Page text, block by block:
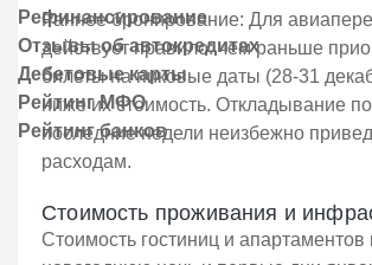
Рефинансирование
Отзывы об автокредитах
Дебетовые карты
Рейтинг МФО
Рейтинг банков
Раннее бронирование: Для
действует правило: чем раньше
билеты на пиковые даты (28-31
ниже их стоимость. Откладывание
последние недели неизбежно
расходам.
Стоимость проживания и
Стоимость гостиниц и апартаментов